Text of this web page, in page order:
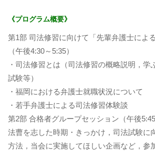
《プログラム概要》
第1部 司法修習に向けて「先輩弁護士によ
（午後4:30～5:35）
・司法修習とは（司法修習の概略説明，学
試験等）
・福岡における弁護士就職状況について
・若手弁護士による司法修習体験談
第2部 合格者グループセッション（午後5:45
法曹を志した時期・きっかけ，司法試験に
方法，当会に実施してほしい企画など，参